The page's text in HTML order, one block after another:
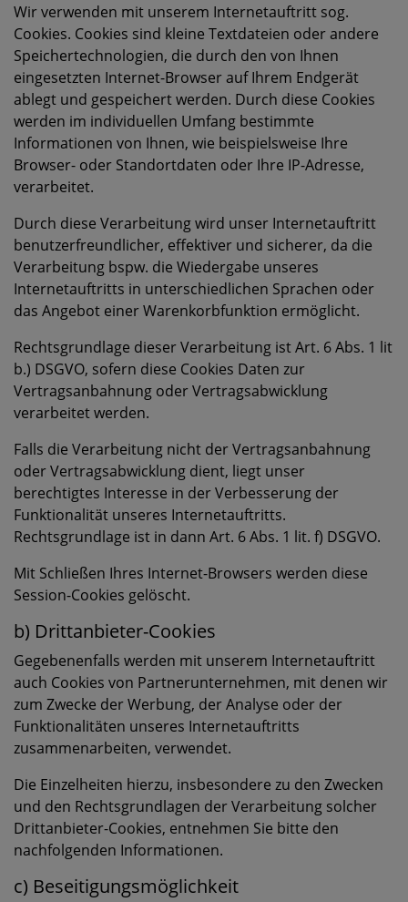
Wir verwenden mit unserem Internetauftritt sog.
Cookies. Cookies sind kleine Textdateien oder andere
Speichertechnologien, die durch den von Ihnen
eingesetzten Internet-Browser auf Ihrem Endgerät
ablegt und gespeichert werden. Durch diese Cookies
werden im individuellen Umfang bestimmte
Informationen von Ihnen, wie beispielsweise Ihre
Browser- oder Standortdaten oder Ihre IP-Adresse,
verarbeitet.
Durch diese Verarbeitung wird unser Internetauftritt
benutzerfreundlicher, effektiver und sicherer, da die
Verarbeitung bspw. die Wiedergabe unseres
Internetauftritts in unterschiedlichen Sprachen oder
das Angebot einer Warenkorbfunktion ermöglicht.
Rechtsgrundlage dieser Verarbeitung ist Art. 6 Abs. 1 lit
b.) DSGVO, sofern diese Cookies Daten zur
Vertragsanbahnung oder Vertragsabwicklung
verarbeitet werden.
Falls die Verarbeitung nicht der Vertragsanbahnung
oder Vertragsabwicklung dient, liegt unser
berechtigtes Interesse in der Verbesserung der
Funktionalität unseres Internetauftritts.
Rechtsgrundlage ist in dann Art. 6 Abs. 1 lit. f) DSGVO.
Mit Schließen Ihres Internet-Browsers werden diese
Session-Cookies gelöscht.
b) Drittanbieter-Cookies
Gegebenenfalls werden mit unserem Internetauftritt
auch Cookies von Partnerunternehmen, mit denen wir
zum Zwecke der Werbung, der Analyse oder der
Funktionalitäten unseres Internetauftritts
zusammenarbeiten, verwendet.
Die Einzelheiten hierzu, insbesondere zu den Zwecken
und den Rechtsgrundlagen der Verarbeitung solcher
Drittanbieter-Cookies, entnehmen Sie bitte den
nachfolgenden Informationen.
c) Beseitigungsmöglichkeit